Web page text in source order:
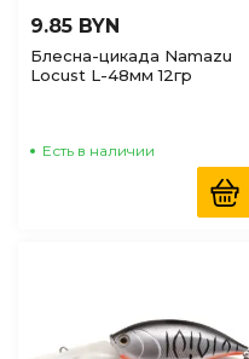
9.85 BYN
Блесна-цикада Namazu
Locust L-48мм 12гр
Есть в наличии